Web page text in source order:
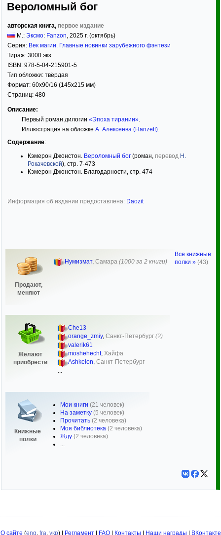
Вероломный бог
авторская книга, первое издание
М.: Эксмо: Fanzon, 2025 г. (октябрь)
Серия: Век магии. Главные новинки зарубежного фэнтези
Тираж: 3000 экз.
ISBN: 978-5-04-215901-5
Тип обложки: твёрдая
Формат: 60x90/16 (145x215 мм)
Страниц: 480
Описание:
Первый роман дилогии «Эпоха тирании».
Иллюстрация на обложке А. Алексеева (Hanzett).
Содержание:
Кэмерон Джонстон. Вероломный бог (роман, перевод Н.
Рокачевской), стр. 7-473
Кэмерон Джонстон. Благодарности, стр. 474
Информация об издании предоставлена: Daozit
Продают,
меняют
Нумизмат, Самара (1000 за 2 книги)
Желают
приобрести
Che13
orange_zmiy, Санкт-Петербург (?)
valerik61
moshehecht, Хайфа
Ashkelon, Санкт-Петербург
Книжные
полки
Мои книги (21 человек)
На заметку (5 человек)
Прочитать (2 человека)
Моя библиотека (2 человека)
Жду (2 человека)
...
Все книжные
полки » (43)
О сайте (eng, fra, укр) | Регламент| FAQ| Контакты Наши награды ВКонтакте